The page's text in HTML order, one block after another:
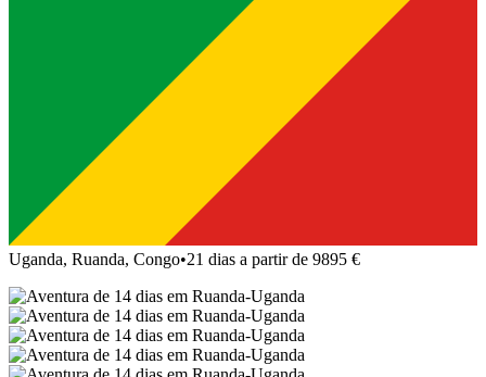
Uganda, Ruanda, Congo•21 dias a partir de 9895 €